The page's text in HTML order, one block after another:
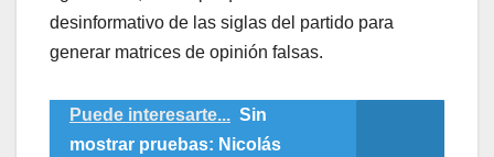
desinformativo de las siglas del partido para
generar matrices de opinión falsas.
Puede interesarte... Sin
mostrar pruebas: Nicolás